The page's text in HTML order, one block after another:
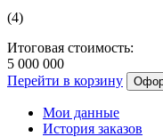
(4)
Итоговая стоимость:
5 000 000
Перейти в корзину
Мои данные
История заказов